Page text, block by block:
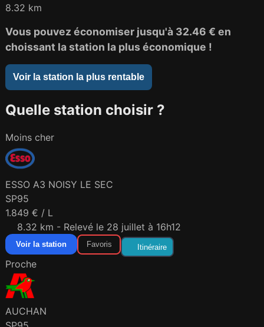
8.32 km
Vous pouvez économiser jusqu'à 32.46 € en
choissant la station la plus économique !
Voir la station la plus rentable
Quelle station choisir ?
Moins cher
ESSO A3 NOISY LE SEC
SP95
1.849 € / L
8.32 km - Relevé le 28 juillet à 16h12
Voir la station Favoris Itinéraire
Proche
AUCHAN